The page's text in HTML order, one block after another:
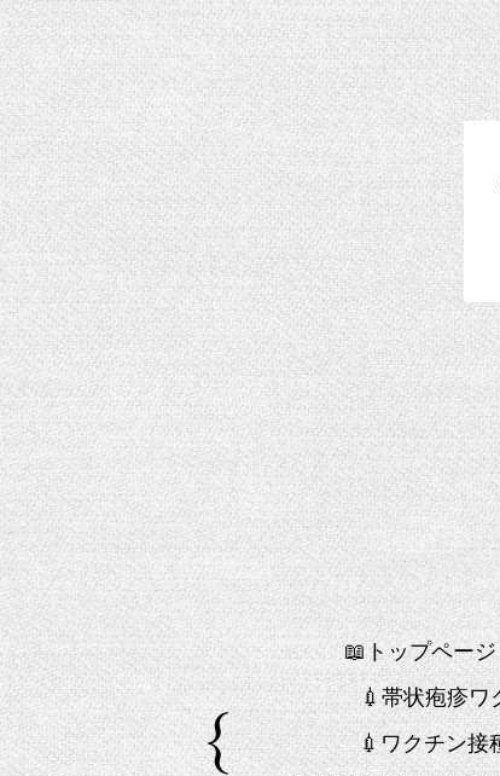
📖トップページ
💉帯状疱疹ワ
💉ワクチン接